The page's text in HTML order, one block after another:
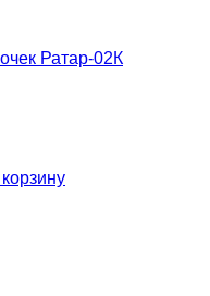
Ратар-02К